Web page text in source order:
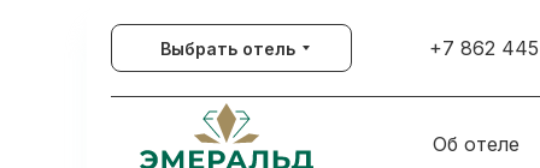
Выбрать отель +7 862
Об отеле